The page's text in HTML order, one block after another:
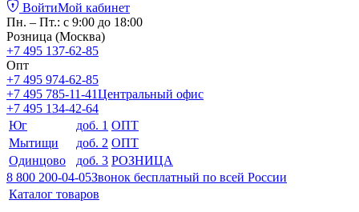
ВойтиМой кабинет
Пн. – Пт.: с 9:00 до 18:00
Розница (Москва)
+7 495 137-62-85
Опт
+7 495 974-62-85
+7 495 785-11-41Центральный офис
+7 495 134-42-64
Юг
доб. 1 ОПТ
Мытищи
доб. 2 ОПТ
Одинцово
доб. 3 РОЗНИЦА
8 800 200-04-05Звонок бесплатный по всей России
Каталог товаров